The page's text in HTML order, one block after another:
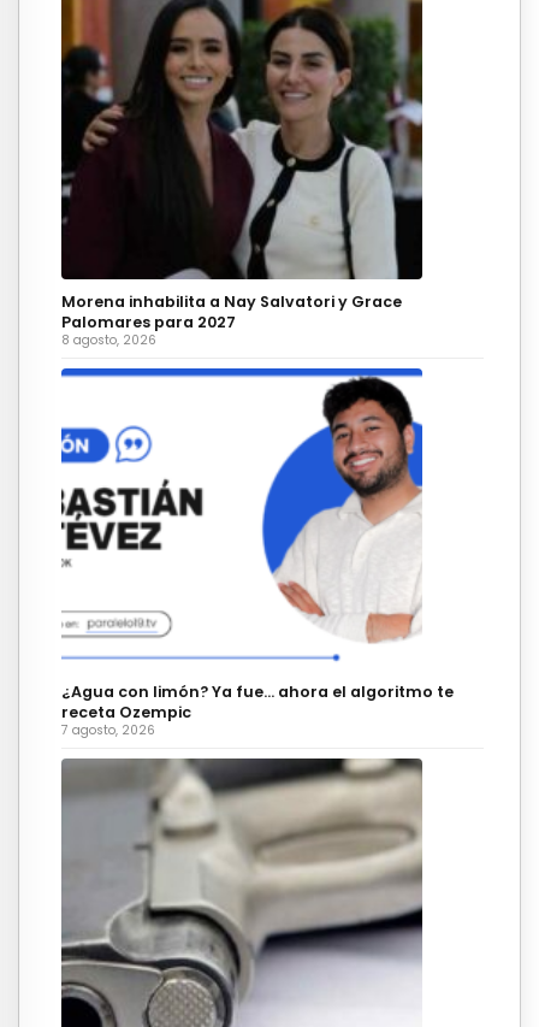
Morena inhabilita a Nay Salvatori y Grace
Palomares para 2027
8 agosto, 2026
¿Agua con limón? Ya fue… ahora el algoritmo te
receta Ozempic
7 agosto, 2026